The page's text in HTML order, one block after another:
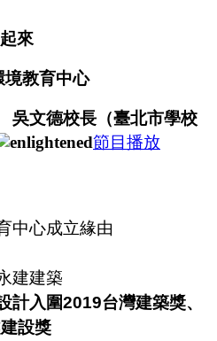
來
境教育中心
文德校長（臺北市學校
節目播放
中心成立緣由
建建築
計入圍2019台灣建築獎、
設獎